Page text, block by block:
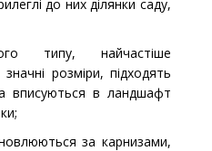
до них ділянки саду,
типу, найчастіше
розміри, підходять
вписуються в ландшафт
за карнизами,